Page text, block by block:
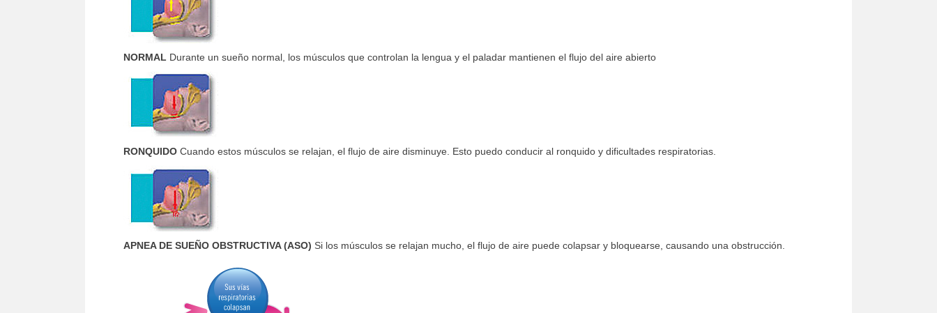
NORMAL Durante un sueño normal, los músculos que controlan la lengua y el paladar mantienen el flujo del aire abierto
RONQUIDO Cuando estos músculos se relajan, el flujo de aire disminuye. Esto puedo conducir al ronquido y dificultades respiratorias.
APNEA DE SUEÑO OBSTRUCTIVA (ASO) Si los músculos se relajan mucho, el flujo de aire puede colapsar y bloquearse, causando una obstrucción.